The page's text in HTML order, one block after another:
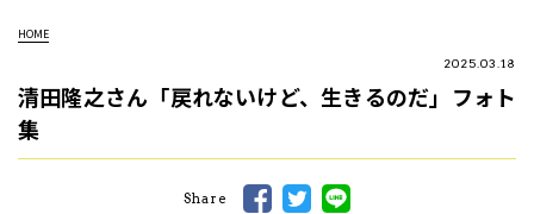
HOME
2025.03.18
清田隆之さん「戻れないけど、生きるのだ」フォト
集
Share